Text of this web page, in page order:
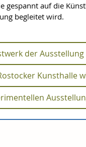
gespannt auf die
begleitet wird.
der
der
Domnitch /
Kunsthalle
Rostocker